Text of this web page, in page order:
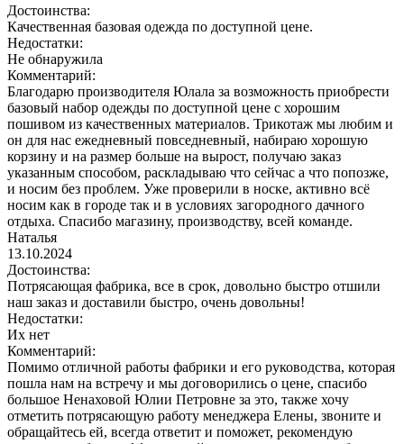
Достоинства:
Качественная базовая одежда по доступной цене.
Недостатки:
Не обнаружила
Комментарий:
Благодарю производителя Юлала за возможность приобрести
базовый набор одежды по доступной цене с хорошим
пошивом из качественных материалов. Трикотаж мы любим и
он для нас ежедневный повседневный, набираю хорошую
корзину и на размер больше на вырост, получаю заказ
указанным способом, раскладываю что сейчас а что попозже,
и носим без проблем. Уже проверили в носке, активно всё
носим как в городе так и в условиях загородного дачного
отдыха. Спасибо магазину, производству, всей команде.
Наталья
13.10.2024
Достоинства:
Потрясающая фабрика, все в срок, довольно быстро отшили
наш заказ и доставили быстро, очень довольны!
Недостатки:
Их нет
Комментарий:
Помимо отличной работы фабрики и его руководства, которая
пошла нам на встречу и мы договорились о цене, спасибо
большое Ненаховой Юлии Петровне за это, также хочу
отметить потрясающую работу менеджера Елены, звоните и
обращайтесь ей, всегда ответит и поможет, рекомендую